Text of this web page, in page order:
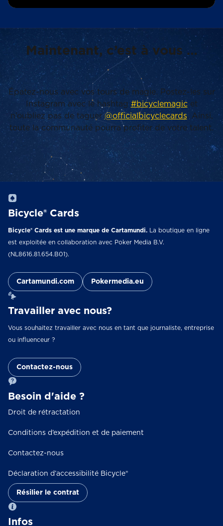
Maintenant, c’est à vous …
Épatez-nous avec vos tours de magie. Postez-les sur
Instagram avec le hashtag #bicyclemagicet
n’oubliez pas de taguer @officialbicyclecards. Ainsi,
toute la communauté pourra profiter de votre talent.
Bicycle® Cards
Bicycle® Cards est une marque de Cartamundi.
La boutique en ligne
est exploitée en collaboration avec Poker Media B.V.
(NL8616.81.654.B01).
Cartamundi.com Pokermedia.eu
Travailler avec nous?
Vous souhaitez travailler avec nous en tant que journaliste, entreprise
ou influenceur ?
Contactez-nous
Besoin d'aide ?
Droit de rétractation
Conditions d’expédition et de paiement
Contactez-nous
Déclaration d’accessibilité Bicycle®
Résilier le contrat
Infos